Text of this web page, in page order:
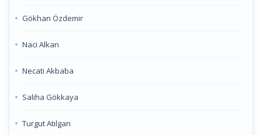
Gökhan Özdemir
Naci Alkan
Necati Akbaba
Saliha Gökkaya
Turgut Atılgan